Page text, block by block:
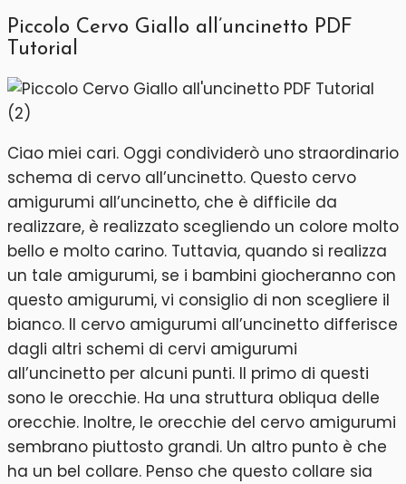
Piccolo Cervo Giallo all’uncinetto PDF
Tutorial
Ciao miei cari. Oggi condividerò uno straordinario
schema di cervo all’uncinetto. Questo cervo
amigurumi all’uncinetto, che è difficile da
realizzare, è realizzato scegliendo un colore molto
bello e molto carino. Tuttavia, quando si realizza
un tale amigurumi, se i bambini giocheranno con
questo amigurumi, vi consiglio di non scegliere il
bianco. Il cervo amigurumi all’uncinetto differisce
dagli altri schemi di cervi amigurumi
all’uncinetto per alcuni punti. Il primo di questi
sono le orecchie. Ha una struttura obliqua delle
orecchie. Inoltre, le orecchie del cervo amigurumi
sembrano piuttosto grandi. Un altro punto è che
ha un bel collare. Penso che questo collare sia